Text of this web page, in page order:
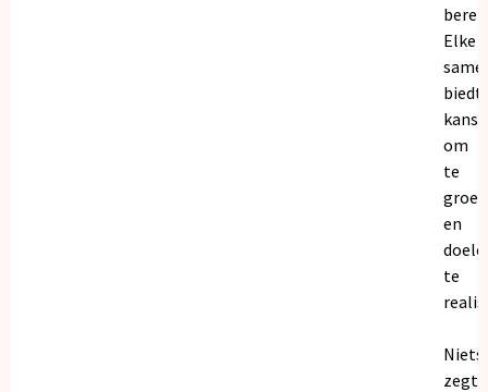
Elke
biedt
om
te
en
te
Niets
zegt